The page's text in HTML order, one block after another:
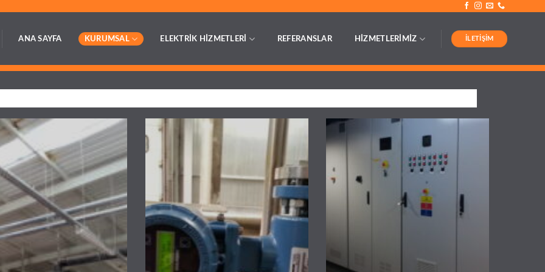
ANA SAYFA KURUMSAL ELEKTRİK HİZMETLERİ REFERANSLAR HİZMETLERİMİZ İLETIŞIM